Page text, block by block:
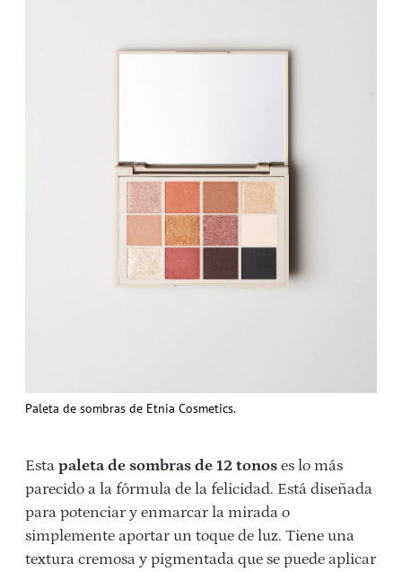
Paleta de sombras de Etnia Cosmetics.
Esta paleta de sombras de 12 tonos es lo más
parecido a la fórmula de la felicidad. Está diseñada
para potenciar y enmarcar la mirada o
simplemente aportar un toque de luz. Tiene una
textura cremosa y pigmentada que se puede aplicar